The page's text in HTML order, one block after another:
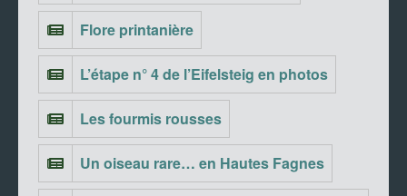
Flore printanière
L’étape n° 4 de l’Eifelsteig en photos
Les fourmis rousses
Un oiseau rare… en Hautes Fagnes